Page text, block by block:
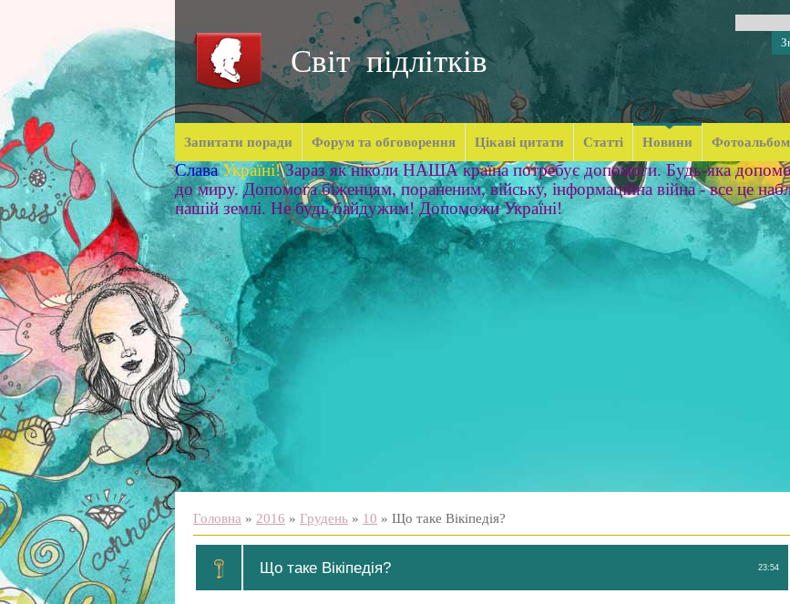
Світ підлітків
Запитати поради Форум та обговорення Цікаві цитати Статті Новини Фотоальбом
Слава Україні! Зараз як ніколи НАША країна потребує допомоги. Будь-яка
до миру. Допомога біженцям, пораненим, війську, інформаційна війна - все це
нашій землі. Не будь байдужим! Допоможи Україні!
Головна » 2016 » Грудень » 10 » Що таке Вікіпедія?
23:54
Що таке Вікіпедія?